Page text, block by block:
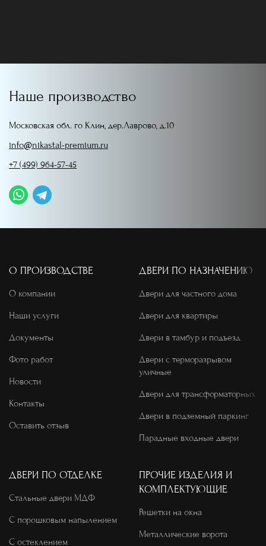
Наше производство
Московская обл. го Клин, дер.Лаврово, д.10
info@nikastal-premium.ru
+7 (499) 964-57-45
О ПРОИЗВОДСТВЕ
О компании
Наши услуги
Документы
Фото работ
Новости
Контакты
Оставить отзыв
ДВЕРИ ПО НАЗНАЧЕНИЮ
Двери для частного дома
Двери для квартиры
Двери в тамбур и подъезд
Двери с терморазрывом
уличные
Двери для трансформаторных
Двери в подземный паркинг
Парадные входные двери
ДВЕРИ ПО ОТДЕЛКЕ
Стальные двери МДФ
С порошковым напылением
С остеклением
ПРОЧИЕ ИЗДЕЛИЯ И
КОМПЛЕКТУЮЩИЕ
Решетки на окна
Металлические ворота